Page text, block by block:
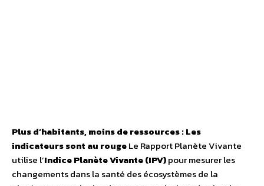
Plus d’habitants, moins de ressources : Les
indicateurs sont au rougeLe Rapport Planète Vivante
utilise l’Indice Planète Vivante (IPV)pour mesurer les
changements dans la santé des écosystèmes de la